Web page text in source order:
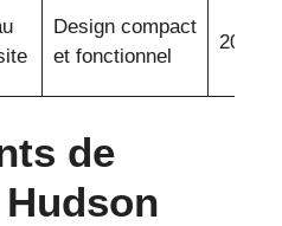
Design compact
et fonctionnel
20 €
de